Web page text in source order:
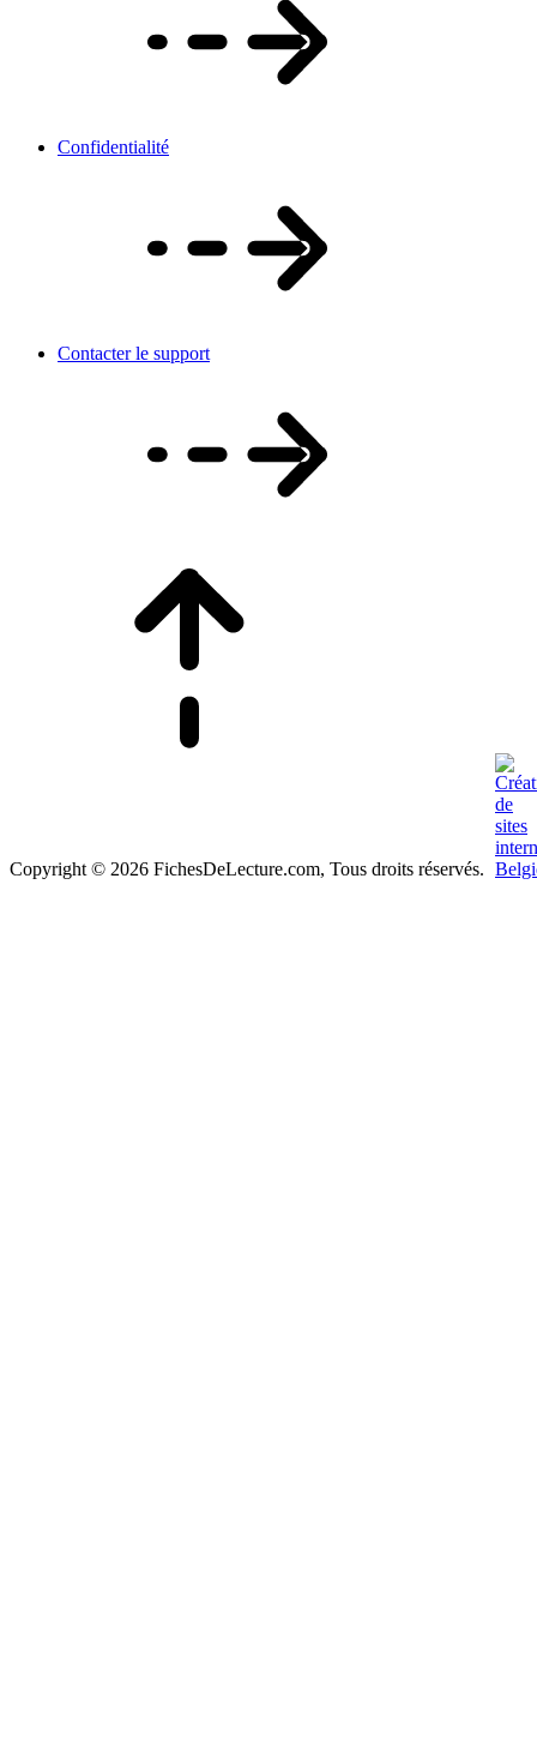
Confidentialité
Contacter le support
Copyright © 2026 FichesDeLecture.com, Tous droits réservés.